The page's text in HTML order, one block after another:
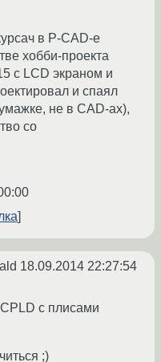
в P-CAD-е
хобби-проекта
c LCD экраном и
и спаял
не в CAD-ах),
со
18.09.2014 22:27:54
с плисами
;)